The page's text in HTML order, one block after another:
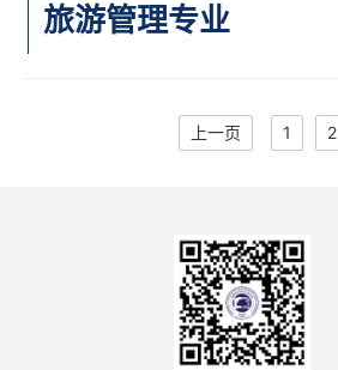
旅游管理专业
上一页 1 2